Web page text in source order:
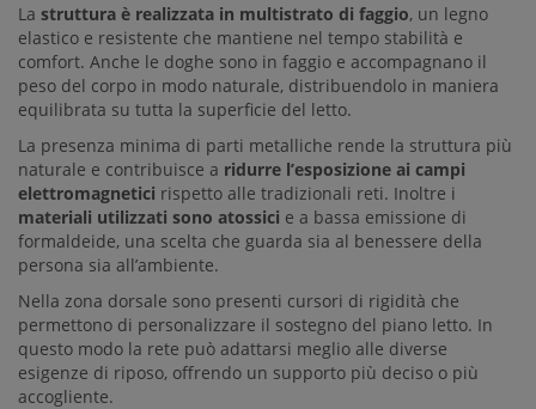
La struttura è realizzata in multistrato di faggio, un legno
elastico e resistente che mantiene nel tempo stabilità e
comfort. Anche le doghe sono in faggio e accompagnano il
peso del corpo in modo naturale, distribuendolo in maniera
equilibrata su tutta la superficie del letto.
La presenza minima di parti metalliche rende la struttura più
naturale e contribuisce a ridurre l’esposizione ai campi
elettromagnetici rispetto alle tradizionali reti. Inoltre i
materiali utilizzati sono atossici e a bassa emissione di
formaldeide, una scelta che guarda sia al benessere della
persona sia all’ambiente.
Nella zona dorsale sono presenti cursori di rigidità che
permettono di personalizzare il sostegno del piano letto. In
questo modo la rete può adattarsi meglio alle diverse
esigenze di riposo, offrendo un supporto più deciso o più
accogliente.